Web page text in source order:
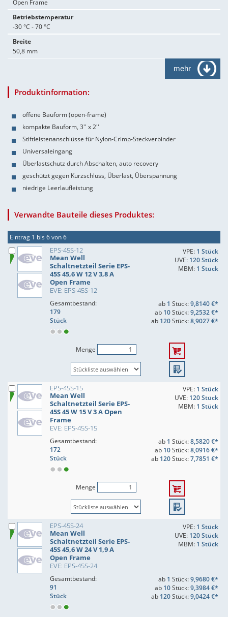
Open Frame
Betriebstemperatur
-30 °C - 70 °C
Breite
50,8 mm
mehr
Produktinformation:
offene Bauform (open-frame)
kompakte Bauform, 3'' x 2''
Stiftleistenanschlüsse für Nylon-Crimp-Steckverbinder
Universaleingang
Überlastschutz durch Abschalten, auto recovery
geschützt gegen Kurzschluss, Überlast, Überspannung
niedrige Leerlaufleistung
Verwandte Bauteile dieses Produktes:
Eintrag 1 bis 6 von 6
EPS-45S-12
Mean Well
Schaltnetzteil Serie EPS-
45S 45,6 W 12 V 3,8 A
Open Frame
EVE: EPS-45S-12
VPE: 1 Stück
UVE: 120 Stück
MBM: 1 Stück
Gesamtbestand:
179
Stück
ab 1 Stück:9,8140 €*
ab 10Stück:9,2532 €*
ab 120Stück:8,9027 €*
Menge
EPS-45S-15
Mean Well
Schaltnetzteil Serie EPS-
45S 45 W 15 V 3 A Open
Frame
EVE: EPS-45S-15
VPE: 1 Stück
UVE: 120 Stück
MBM: 1 Stück
Gesamtbestand:
172
Stück
ab 1 Stück:8,5820 €*
ab 10Stück:8,0916 €*
ab 120Stück:7,7851 €*
Menge
EPS-45S-24
Mean Well
Schaltnetzteil Serie EPS-
45S 45,6 W 24 V 1,9 A
Open Frame
EVE: EPS-45S-24
VPE: 1 Stück
UVE: 120 Stück
MBM: 1 Stück
Gesamtbestand:
91
Stück
ab 1 Stück:9,9680 €*
ab 10Stück:9,3984 €*
ab 120Stück:9,0424 €*